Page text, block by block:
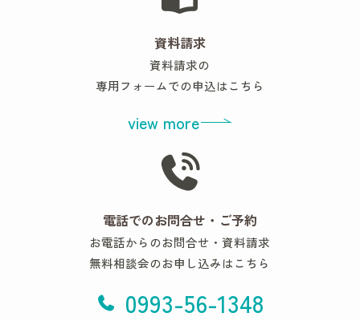
資料請求
資料請求の
専用フォームでの申込はこちら
view more
電話でのお問合せ・ご予約
お電話からのお問合せ・資料請求
無料相談会のお申し込みはこちら
0993-56-1348